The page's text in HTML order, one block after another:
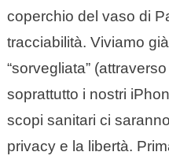
coperchio del vaso di
tracciabilità. Viviamo
“sorvegliata”
soprattutto i nostri
scopi sanitari ci
privacy e la libertà.